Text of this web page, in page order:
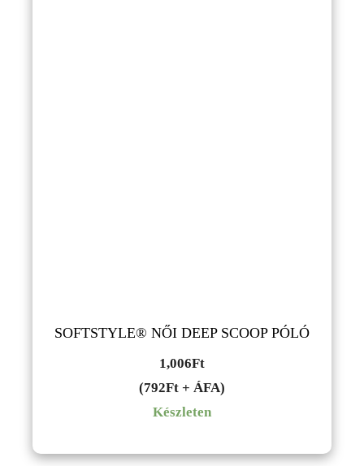
SOFTSTYLE® NŐI DEEP SCOOP PÓLÓ
1,006Ft
(792Ft + ÁFA)
Készleten